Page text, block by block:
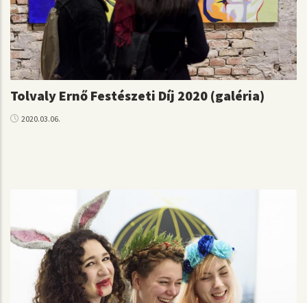
Tolvaly Ernő Festészeti Díj 2020 (galéria)
2020.03.06.